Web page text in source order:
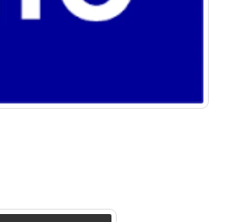
New Window